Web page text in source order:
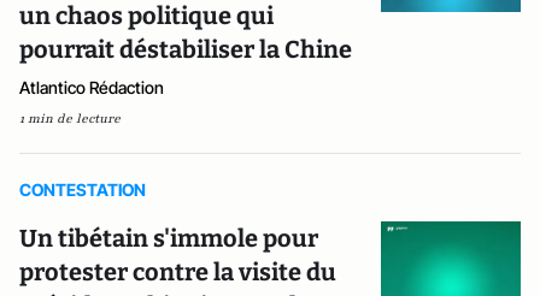
un chaos politique qui
pourrait déstabiliser la Chine
Atlantico Rédaction
1 min de lecture
CONTESTATION
Un tibétain s'immole pour
protester contre la visite du